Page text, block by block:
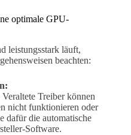
optimale GPU-
leistungsstark läuft,
beachten:
Treiber können
nicht funktionieren oder
dafür die automatische
Software.